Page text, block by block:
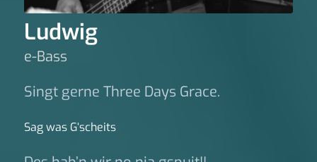
Ludwig
e-Bass
Singt gerne Three Days Grace.
Sag was G‘scheits